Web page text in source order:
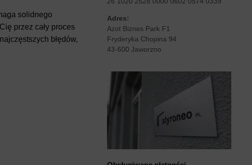
solidnego
przez cały proces
błędów,
Adres:
Azot Biznes Park F1
Fryderyka Chopina 94
43-600 Jaworzno